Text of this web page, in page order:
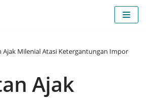
Ajak Milenial Atasi Ketergantungan Impor
Ajak